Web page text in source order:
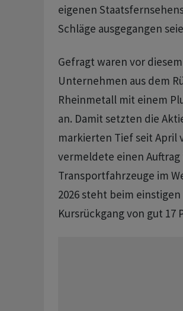
eigenen
Schläge ausgegangen
Gefragt waren vor
Unternehmen aus dem
Rheinmetall mit einem
an. Damit setzten die
markierten Tief seit April
vermeldete einen
Transportfahrzeuge im
2026 steht beim
Kursrückgang von gut 17